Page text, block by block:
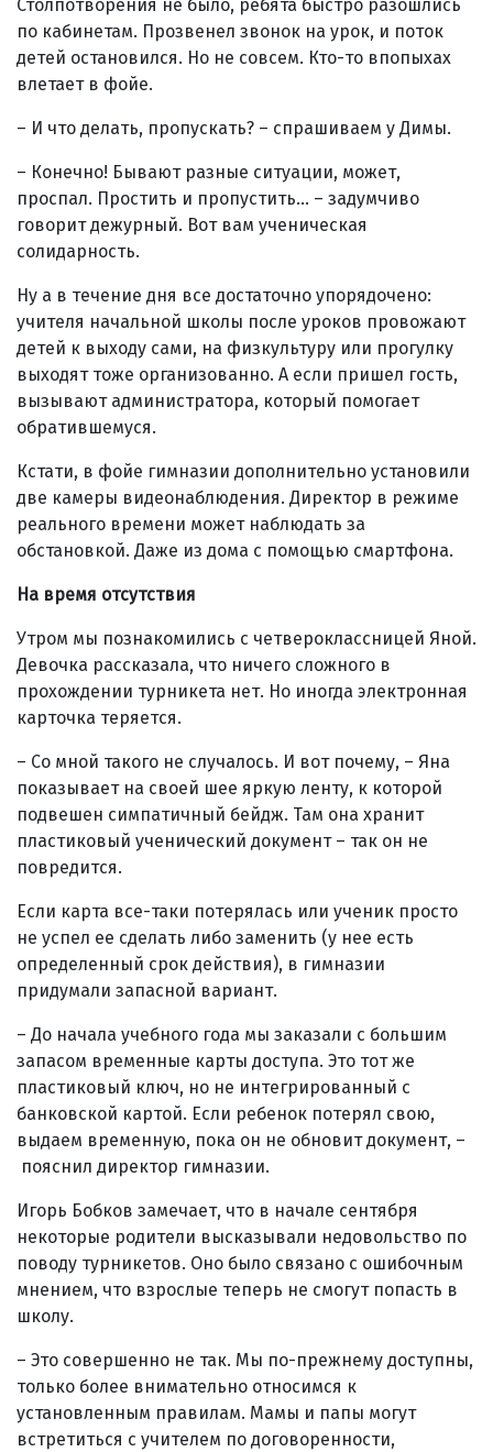
Столпотворения не было, ребята быстро разошлись
по кабинетам. Прозвенел звонок на урок, и поток
детей остановился. Но не совсем. Кто-то впопыхах
влетает в фойе.
– И что делать, пропускать? – спрашиваем у Димы.
– Конечно! Бывают разные ситуации, может,
проспал. Простить и пропустить… – задумчиво
говорит дежурный. Вот вам ученическая
солидарность.
Ну а в течение дня все достаточно упорядочено:
учителя начальной школы после уроков провожают
детей к выходу сами, на физкультуру или прогулку
выходят тоже организованно. А если пришел гость,
вызывают администратора, который помогает
обратившемуся.
Кстати, в фойе гимназии дополнительно установили
две камеры видеонаблюдения. Директор в режиме
реального времени может наблюдать за
обстановкой. Даже из дома с помощью смартфона.
На время отсутствия
Утром мы познакомились с четвероклассницей Яной.
Девочка рассказала, что ничего сложного в
прохождении турникета нет. Но иногда электронная
карточка теряется.
– Со мной такого не случалось. И вот почему, – Яна
показывает на своей шее яркую ленту, к которой
подвешен симпатичный бейдж. Там она хранит
пластиковый ученический документ – так он не
повредится.
Если карта все-таки потерялась или ученик просто
не успел ее сделать либо заменить (у нее есть
определенный срок действия), в гимназии
придумали запасной вариант.
– До начала учебного года мы заказали с большим
запасом временные карты доступа. Это тот же
пластиковый ключ, но не интегрированный с
банковской картой. Если ребенок потерял свою,
выдаем временную, пока он не обновит документ, –
пояснил директор гимназии.
Игорь Бобков замечает, что в начале сентября
некоторые родители высказывали недовольство по
поводу турникетов. Оно было связано с ошибочным
мнением, что взрослые теперь не смогут попасть в
школу.
– Это совершенно не так. Мы по-прежнему доступны,
только более внимательно относимся к
установленным правилам. Мамы и папы могут
встретиться с учителем по договоренности,